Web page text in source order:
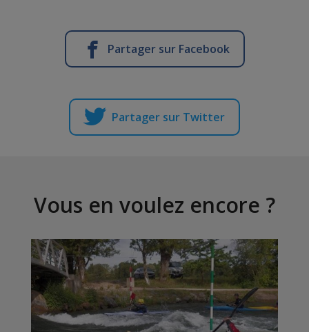
Partager sur Facebook
Partager sur Twitter
Vous en voulez encore ?